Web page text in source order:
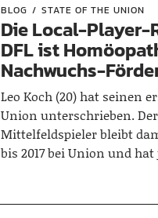
BLOG STATE OF THE UNION
Die Local-Player-
DFL ist
Nachwuchs-
Leo Koch (20) hat seinen
Union unterschrieben.
Mittelfeldspieler bleibt
bis 2017 bei Union und